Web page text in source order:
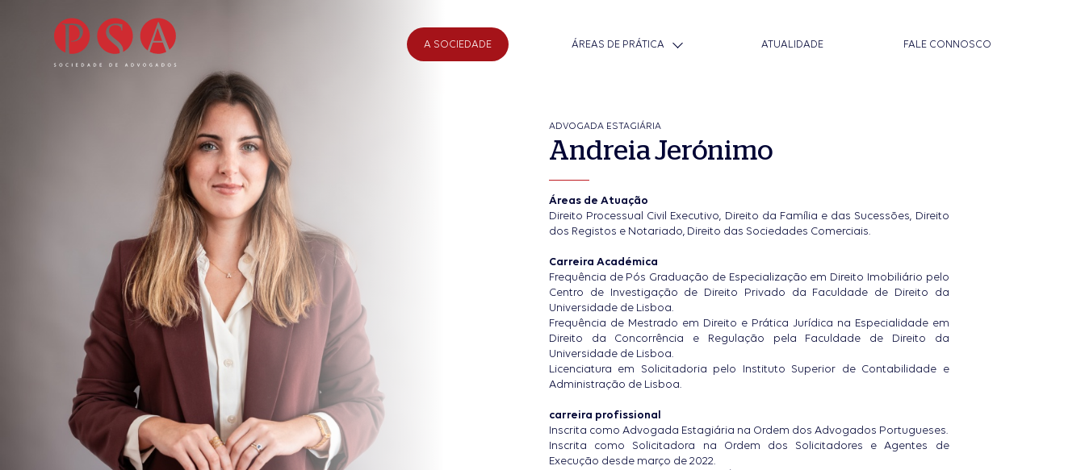
A SOCIEDADE ÁREAS DE PRÁTICA ATUALIDADE FALE CONNOSCO
Direito Fiscal
Direito Laboral
Direito Administrativo Comercial e Societário
Urbanismo e Direito Imobiliário
Criminal e Contra-Ordenacional
Insolvências e Recuperação de
Empresas
ADVOGADA ESTAGIÁRIA
Andreia Jerónimo
Áreas de Atuação
Direito Processual Civil Executivo, Direito da Família e das Sucessões, Direito
dos Registos e Notariado, Direito das Sociedades Comerciais.
Carreira Académica
Frequência de Pós Graduação de Especialização em Direito Imobiliário pelo
Centro de Investigação de Direito Privado da Faculdade de Direito da
Universidade de Lisboa.
Frequência de Mestrado em Direito e Prática Jurídica na Especialidade em
Direito da Concorrência e Regulação pela Faculdade de Direito da
Universidade de Lisboa.
Licenciatura em Solicitadoria pelo Instituto Superior de Contabilidade e
Administração de Lisboa.
carreira profissional
Inscrita como Advogada Estagiária na Ordem dos Advogados Portugueses.
Inscrita como Solicitadora na Ordem dos Solicitadores e Agentes de
Execução desde março de 2022.